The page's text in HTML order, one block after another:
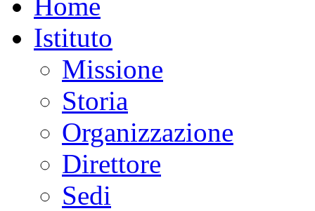
Istituto
Missione
Storia
Organizzazione
Direttore
Sedi